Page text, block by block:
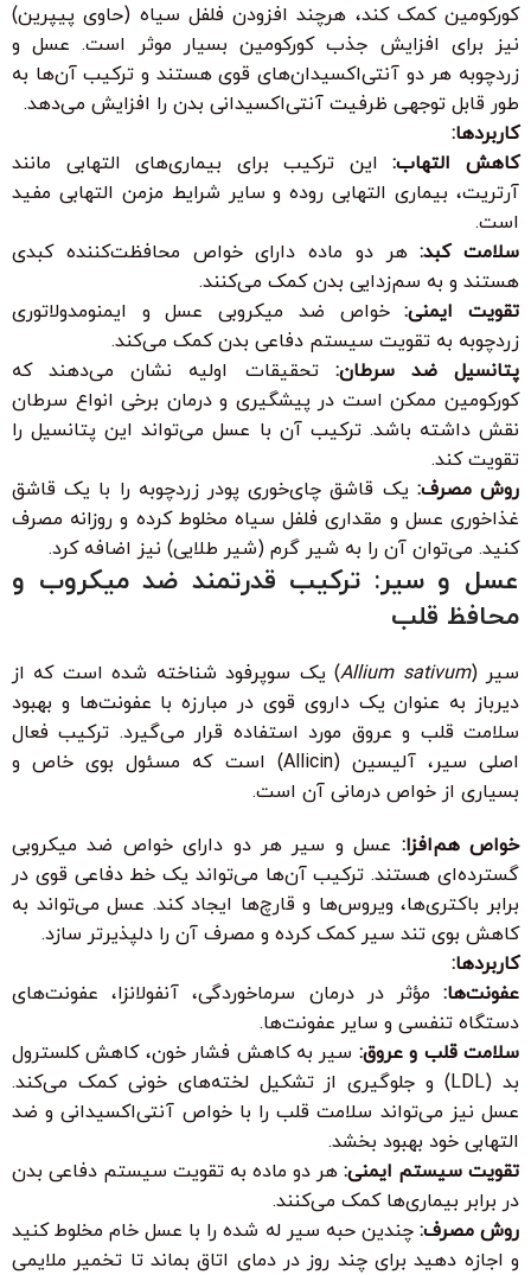
کورکومین کمک کند، هرچند افزودن فلفل سیاه (حاوی پیپرین)
نیز برای افزایش جذب کورکومین بسیار موثر است. عسل و
زردچوبه هر دو آنتی‌اکسیدان‌های قوی هستند و ترکیب آن‌ها به
طور قابل توجهی ظرفیت آنتی‌اکسیدانی بدن را افزایش می‌دهد.
کاربردها:
کاهش التهاب:این ترکیب برای بیماری‌های التهابی مانند
آرتریت، بیماری التهابی روده و سایر شرایط مزمن التهابی مفید
است.
سلامت کبد:هر دو ماده دارای خواص محافظت‌کننده کبدی
هستند و به سم‌زدایی بدن کمک می‌کنند.
تقویت ایمنی:خواص ضد میکروبی عسل و ایمنومدولاتوری
زردچوبه به تقویت سیستم دفاعی بدن کمک می‌کند.
پتانسیل ضد سرطان: تحقیقات اولیه نشان می‌دهند که
کورکومین ممکن است در پیشگیری و درمان برخی انواع سرطان
نقش داشته باشد. ترکیب آن با عسل می‌تواند این پتانسیل را
تقویت کند.
روش مصرف: یک قاشق چای‌خوری پودر زردچوبه را با یک قاشق
غذاخوری عسل و مقداری فلفل سیاه مخلوط کرده و روزانه مصرف
کنید. می‌توان آن را به شیر گرم (شیر طلایی) نیز اضافه کرد.
عسل و سیر: ترکیب قدرتمند ضد میکروب و
محافظ قلب
سیر (Allium sativum) یک سوپرفود شناخته شده است که از
دیرباز به عنوان یک داروی قوی در مبارزه با عفونت‌ها و بهبود
سلامت قلب و عروق مورد استفاده قرار می‌گیرد. ترکیب فعال
اصلی سیر، آلیسین (Allicin) است که مسئول بوی خاص و
بسیاری از خواص درمانی آن است.
خواص هم‌افزا: عسل و سیر هر دو دارای خواص ضد میکروبی
گسترده‌ای هستند. ترکیب آن‌ها می‌تواند یک خط دفاعی قوی در
برابر باکتری‌ها، ویروس‌ها و قارچ‌ها ایجاد کند. عسل می‌تواند به
کاهش بوی تند سیر کمک کرده و مصرف آن را دلپذیرتر سازد.
کاربردها:
عفونت‌ها: مؤثر در درمان سرماخوردگی، آنفولانزا، عفونت‌های
دستگاه تنفسی و سایر عفونت‌ها.
سلامت قلب و عروق: سیر به کاهش فشار خون، کاهش کلسترول
بد (LDL) و جلوگیری از تشکیل لخته‌های خونی کمک می‌کند.
عسل نیز می‌تواند سلامت قلب را با خواص آنتی‌اکسیدانی و ضد
التهابی خود بهبود بخشد.
تقویت سیستم ایمنی: هر دو ماده به تقویت سیستم دفاعی بدن
در برابر بیماری‌ها کمک می‌کنند.
روش مصرف: چندین حبه سیر له شده را با عسل خام مخلوط کنید
و اجازه دهید برای چند روز در دمای اتاق بماند تا تخمیر ملایمی